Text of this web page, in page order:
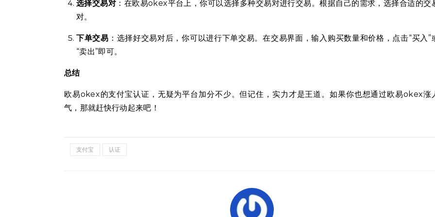
选择交易对 ：在欧易okex平台上，你可以选择多种交易对进行交易。根据自己的需求，选择合适的交
对。
下单交易 ：选择好交易对后，你可以进行下单交易。在交易界面，输入购买数量和价格，点击“买入”
“卖出”即可。
总结
欧易okex的支付宝认证，无疑为平台加分不少。但记住，实力才是王道。如果你也想通过欧易okex涨
气，那就赶快行动起来吧！
支付宝 认证